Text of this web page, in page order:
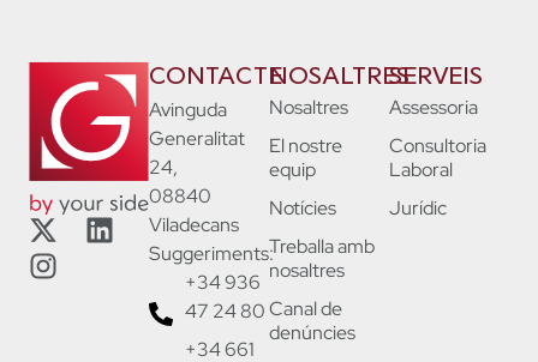
NOSALTRES
Nosaltres
El nostre
equip
Notícies
Treballa amb
nosaltres
Canal de
denúncies
SERVEIS
Assessoria
Consultoria
Laboral
Jurídic
CONTACTE
Avinguda
Generalitat
24,
08840
Viladecans
Suggeriments:
+34 936
47 24 80
+34 661